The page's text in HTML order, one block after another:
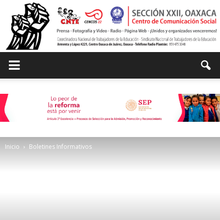
de
Inicio Boletines Informativos